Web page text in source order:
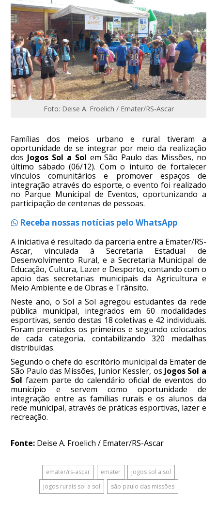
Foto: Deise A. Froelich / Emater/RS-Ascar
Famílias dos meios urbano e rural tiveram a
oportunidade de se integrar por meio da realização
dos Jogos Sol a Sol em São Paulo das Missões, no
último sábado (06/12). Com o intuito de fortalecer
vínculos comunitários e promover espaços de
integração através do esporte, o evento foi realizado
no Parque Municipal de Eventos, oportunizando a
participação de centenas de pessoas.
Receba nossas notícias pelo WhatsApp
A iniciativa é resultado da parceria entre a Emater/RS-
Ascar, vinculada à Secretaria Estadual de
Desenvolvimento Rural, e a Secretaria Municipal de
Educação, Cultura, Lazer e Desporto, contando com o
apoio das secretarias municipais da Agricultura e
Meio Ambiente e de Obras e Trânsito.
Neste ano, o Sol a Sol agregou estudantes da rede
pública municipal, integrados em 60 modalidades
esportivas, sendo destas 18 coletivas e 42 individuais.
Foram premiados os primeiros e segundo colocados
de cada categoria, contabilizando 320 medalhas
distribuídas.
Segundo o chefe do escritório municipal da Emater de
São Paulo das Missões, Junior Kessler, os Jogos Sol a
Sol fazem parte do calendário oficial de eventos do
município e servem como oportunidade de
integração entre as famílias rurais e os alunos da
rede municipal, através de práticas esportivas, lazer e
recreação.
Fonte: Deise A. Froelich / Emater/RS-Ascar
emater/rs-ascar emater
jogos sol a sol
jogos rurais sol a sol
são paulo das missões